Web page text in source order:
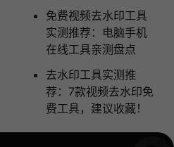
免费视频去水印工具
实测推荐：电脑手机
在线工具亲测盘点
去水印工具实测推
荐：7款视频去水印免
费工具，建议收藏！ ​